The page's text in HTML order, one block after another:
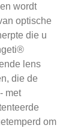
wordt
optische
die u
lens
die de
met
om